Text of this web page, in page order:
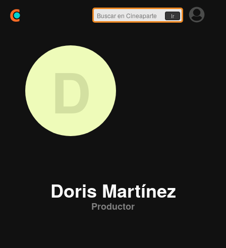
Ir
D
Doris Martínez
Productor